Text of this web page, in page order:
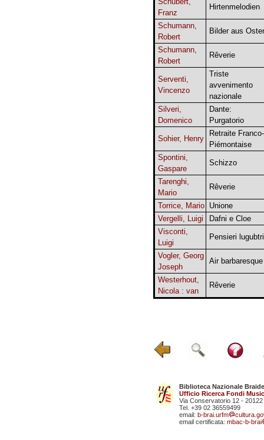
Franz
Hirtenmelodien
Schumann,
Robert
Bilder aus
Schumann,
Robert
Rêverie
Serventi,
Vincenzo
Triste
avvenimento
nazionale
Silveri,
Domenico
Dante:
Purgatorio
Sohier, Henry
Retraite Franco-
Piémontaise
Spontini,
Gaspare
Schizzo
Tarenghi,
Mario
Rêverie
Torrice, Mario Unione
Vergelli, Luigi
Dafni e Cloe
Visconti,
Luigi
Pensieri lugubtri
Vogler, Georg
Joseph
Air barbaresque
Westerhout,
Nicola : van
Rêverie
Biblioteca Nazionale
Ufficio Ricerca Fondi
Via Conservatorio 12 - 20122
Tel. +39 02 36559499
email: b-brai.urfm
email certificata: mbac-b-brai